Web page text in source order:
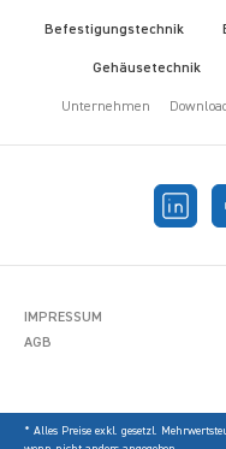
Befestigungstechnik
Gehäusetechnik
Unternehmen
IMPRESSUM
AGB
* Alles Preise exkl. gesetzl.